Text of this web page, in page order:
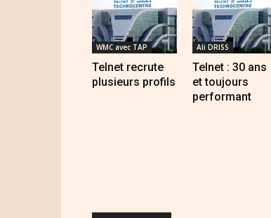
WMC avec TAP
Telnet recrute
plusieurs profils
Ali DRISS
Telnet : 30 ans
et toujours
performant